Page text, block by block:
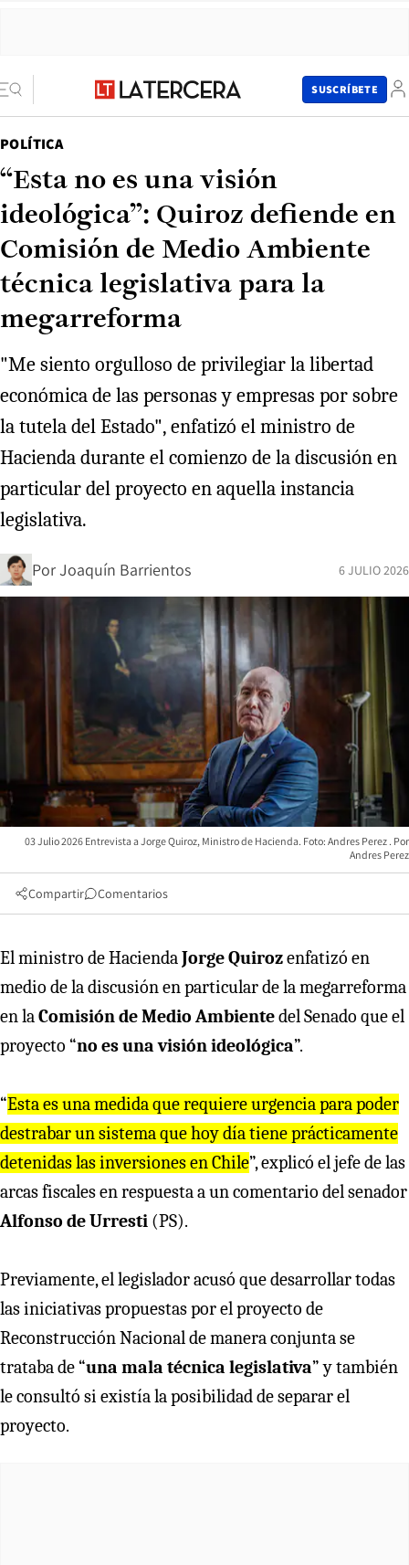
SUSCRÍBETE
POLÍTICA
“Esta no es una visión
ideológica”: Quiroz defiende en
Comisión de Medio Ambiente
técnica legislativa para la
megarreforma
"Me siento orgulloso de privilegiar la libertad
económica de las personas y empresas por sobre
la tutela del Estado", enfatizó el ministro de
Hacienda durante el comienzo de la discusión en
particular del proyecto en aquella instancia
legislativa.
PorJoaquín Barrientos 6 JULIO 2026
03 Julio 2026 Entrevista a Jorge Quiroz, Ministro de Hacienda. Foto: Andres Perez
Andres Perez
Compartir Comentarios
El ministro de HaciendaJorge Quirozenfatizó en
medio de la discusión en particular de la megarreforma
en laComisión de Medio Ambientedel Senado que el
proyecto “no es una visión ideológica”.
“Esta es una medida que requiere urgencia para poder
destrabar un sistema que hoy día tiene prácticamente
detenidas las inversiones en Chile”, explicó el jefe de las
arcas fiscales en respuesta a un comentario del senador
Alfonso de Urresti (PS).
Previamente, el legislador acusó que desarrollar todas
las iniciativas propuestas por el proyecto de
Reconstrucción Nacional de manera conjunta se
trataba de “una mala técnica legislativa” y también
le consultó si existía la posibilidad de separar el
proyecto.